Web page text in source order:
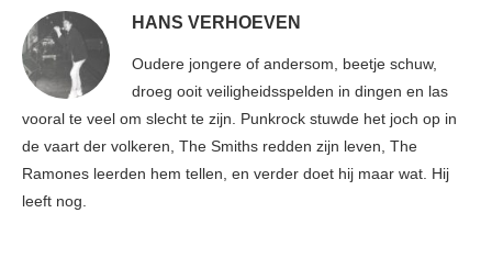
HANS VERHOEVEN
Oudere jongere of andersom, beetje schuw,
droeg ooit veiligheidsspelden in dingen en las
vooral te veel om slecht te zijn. Punkrock stuwde het joch op in
de vaart der volkeren, The Smiths redden zijn leven, The
Ramones leerden hem tellen, en verder doet hij maar wat. Hij
leeft nog.